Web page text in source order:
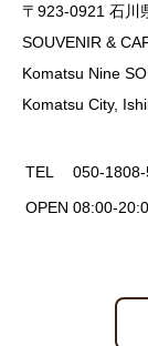
〒923-0921 石川
SOUVENIR &
Komatsu Nine
Komatsu City,
TEL
050-
OPEN 08:00-